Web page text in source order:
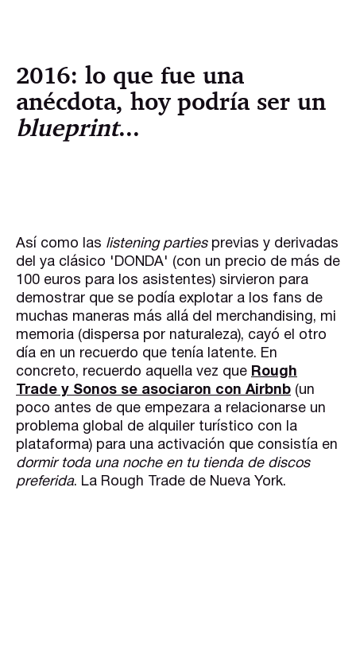
2016: lo que fue una
anécdota, hoy podría ser un
blueprint...
Así como las listening partiesprevias y derivadas
del ya clásico 'DONDA' (con un precio de más de
100 euros para los asistentes) sirvieron para
demostrar que se podía explotar a los fans de
muchas maneras más allá del merchandising, mi
memoria (dispersa por naturaleza), cayó el otro
día en un recuerdo que tenía latente. En
concreto, recuerdo aquella vez que Rough
Trade y Sonos se asociaron con Airbnb (un
poco antes de que empezara a relacionarse un
problema global de alquiler turístico con la
plataforma) para una activación que consistía en
dormir toda una noche en tu tienda de discos
preferida. La Rough Trade de Nueva York.